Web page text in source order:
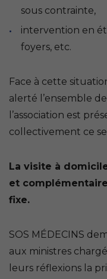
sous contrainte,
intervention en
foyers, etc.
Face à cette
alerté l’ensemble
l’association est
collectivement ce
La visite à
et
fixe.
SOS MÉDECINS
aux ministres
leurs réflexions la